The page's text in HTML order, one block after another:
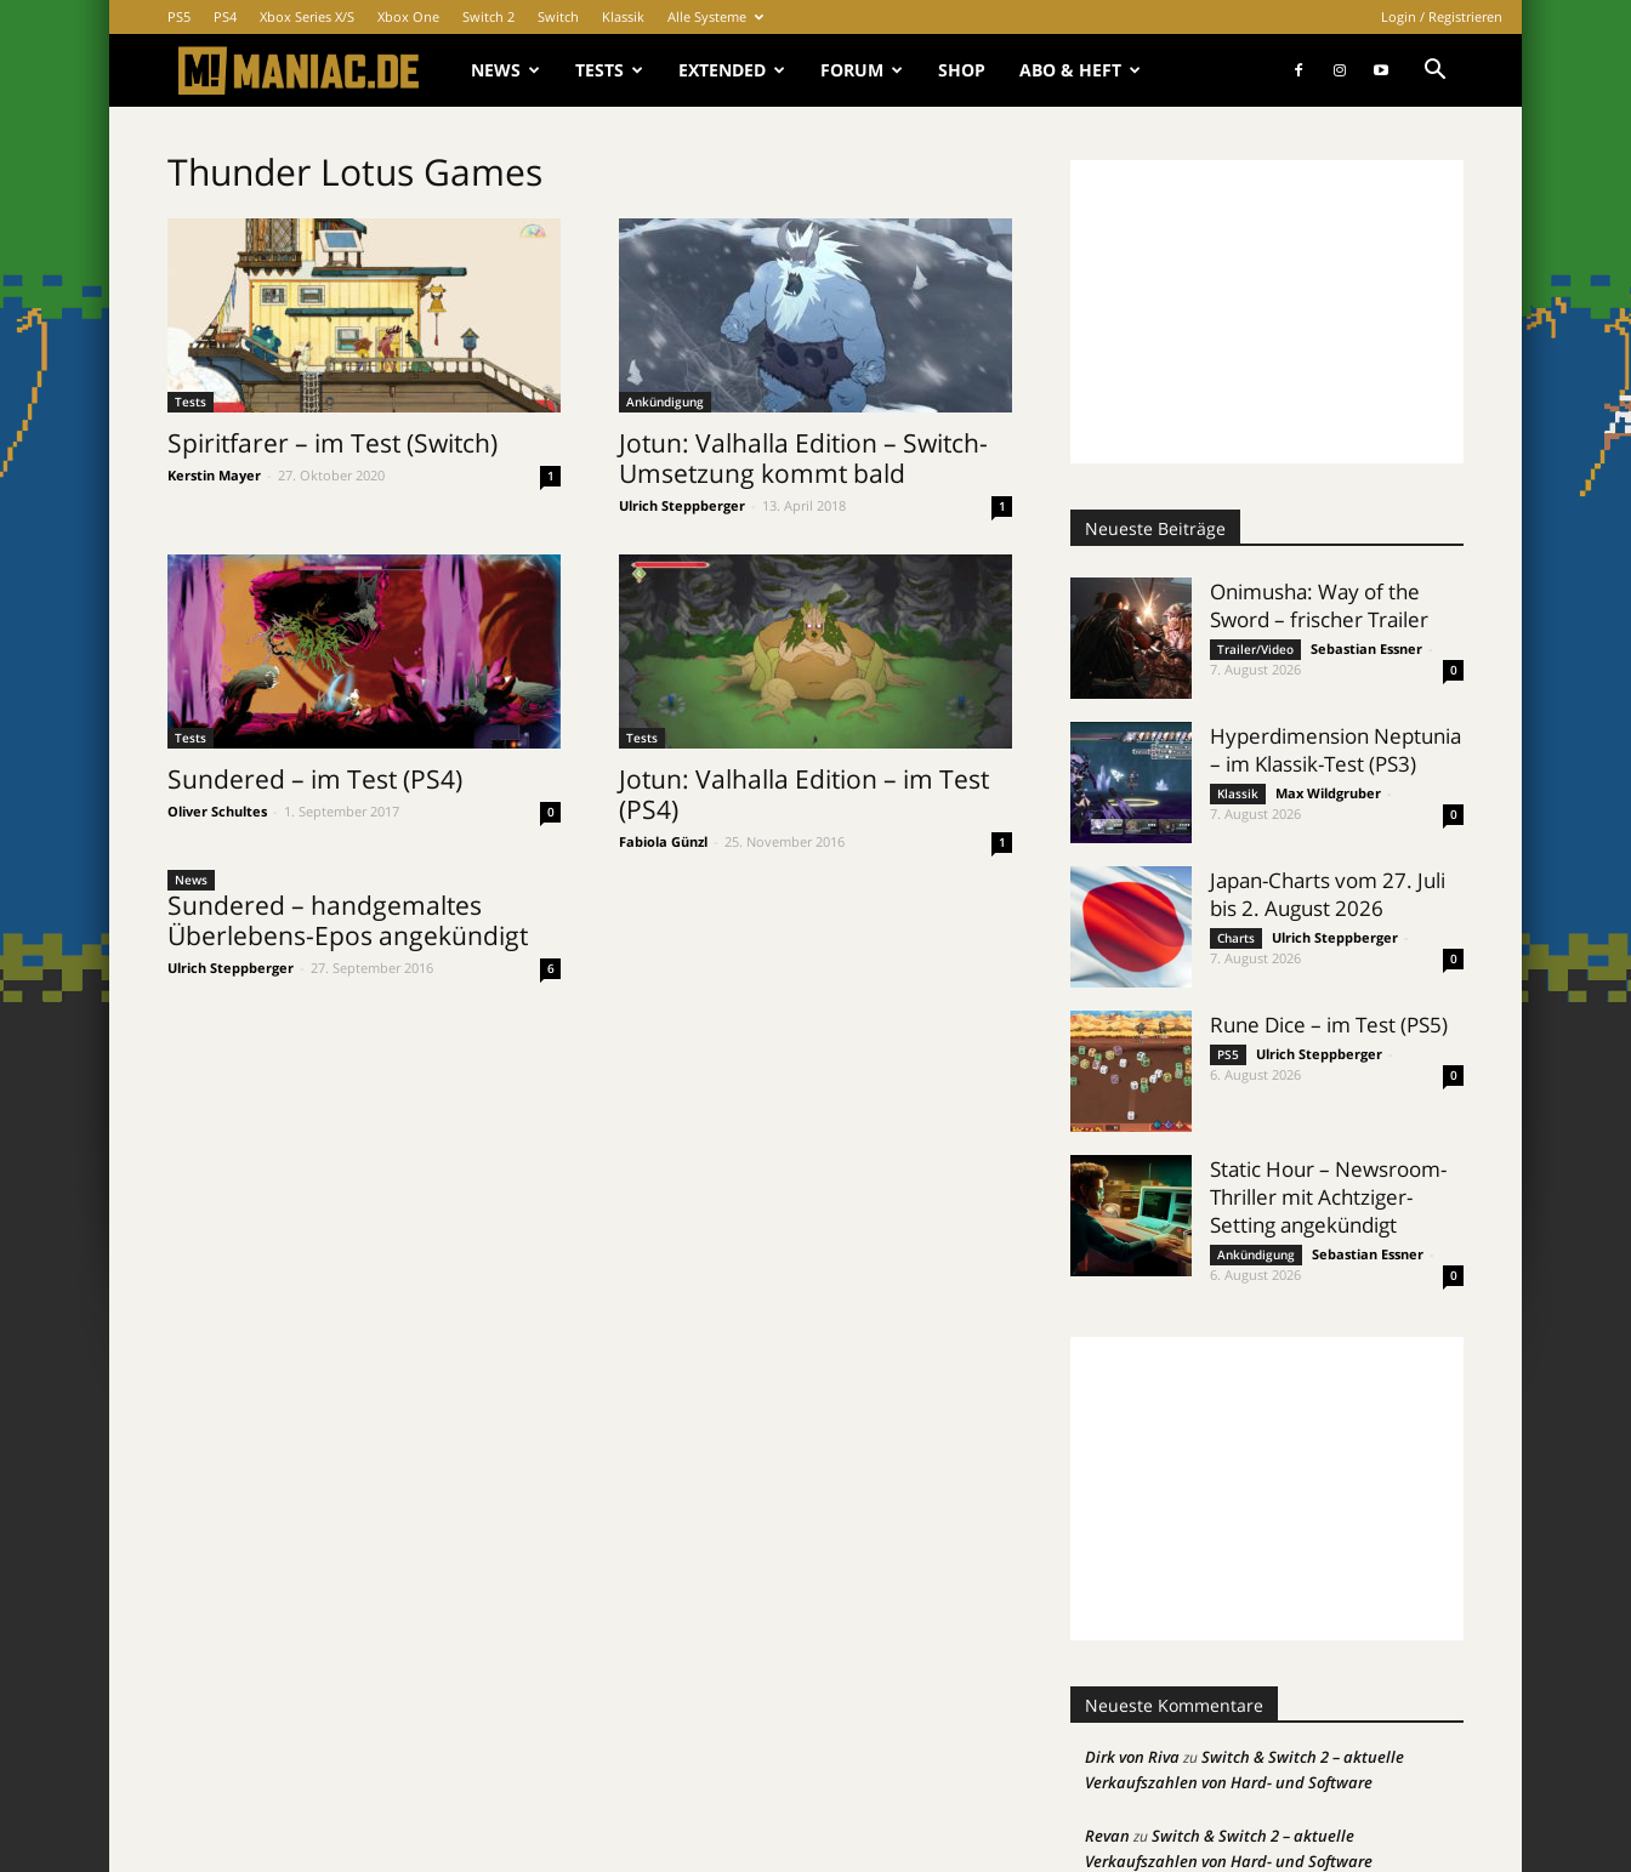
PS5 PS4 Xbox Series X/S Xbox One Switch 2 Switch Klassik Alle Systeme Login / Registrieren
MANIAC.de
NEWS TESTS EXTENDED FORUM SHOP ABO & HEFT
Thunder Lotus Games
Tests
Spiritfarer – im Test (Switch)
Kerstin Mayer 27. Oktober 2020 1
Ankündigung
Jotun: Valhalla Edition – Switch-
Umsetzung kommt bald
Ulrich Steppberger 13. April 2018 1
Tests
Sundered – im Test (PS4)
Oliver Schultes 1. September 2017 0
Tests
Jotun: Valhalla Edition – im Test
(PS4)
Fabiola Günzl 25. November 2016 1
News
Sundered – handgemaltes
Überlebens-Epos angekündigt
Ulrich Steppberger 27. September 2016 6
Neueste Beiträge
Onimusha: Way of the
Sword – frischer Trailer
Trailer/Video Sebastian Essner
7. August 2026
0
Hyperdimension Neptunia
– im Klassik-Test (PS3)
Klassik Max Wildgruber
7. August 2026
0
Japan-Charts vom 27. Juli
bis 2. August 2026
Charts Ulrich Steppberger
7. August 2026
0
Rune Dice – im Test (PS5)
PS5 Ulrich Steppberger
6. August 2026
0
Static Hour – Newsroom-
Thriller mit Achtziger-
Setting angekündigt
Ankündigung Sebastian Essner
6. August 2026
0
Neueste Kommentare
Dirk von RivazuSwitch & Switch 2 – aktuelle
Verkaufszahlen von Hard- und Software
Revan zuSwitch & Switch 2 – aktuelle
Verkaufszahlen von Hard- und Software